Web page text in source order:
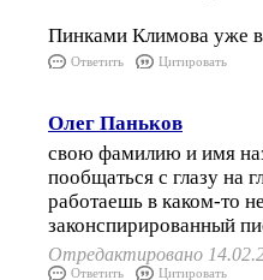
Пинками Климова уже
Ответить Цитировать
Олег Паньков
свою фамилию и имя
пообщаться с глазу на
работаешь в каком-то
законспирированный
Отредактировано
Ответить Цитировать